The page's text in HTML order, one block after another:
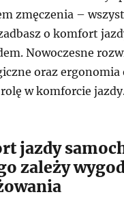
zmęczenia –
o komfort
Nowoczesne
oraz ergonomia
w komforcie
jazdy
zależy